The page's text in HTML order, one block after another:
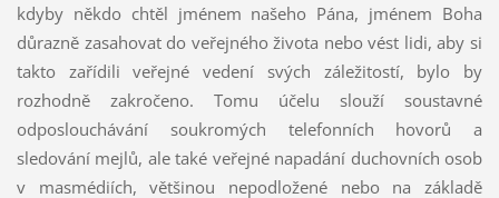
kdyby někdo chtěl jménem našeho Pána, jménem Boha
důrazně zasahovat do veřejného života nebo vést lidi, aby si
takto zařídili veřejné vedení svých záležitostí, bylo by
rozhodně zakročeno. Tomu účelu slouží soustavné
odposlouchávání soukromých telefonních hovorů a
sledování mejlů, ale také veřejné napadání duchovních osob
v masmédiích, většinou nepodložené nebo na základě